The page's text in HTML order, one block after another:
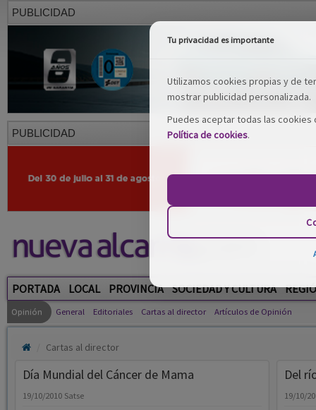
PUBLICIDAD
PUBLICIDAD
PORTADA LOCAL PROVINCIA SOCIEDAD Y CULTURA
Opinión General Editoriales Cartas al director Artículos de Opinión
Cartas al director
Día Mundial del Cáncer de Mama
19/10/2010 Satse
Del
19/10/
Tu privacidad es importante
Utilizamos cookies propias y de
mostrar publicidad personalizada.
Puedes aceptar todas las
Política de cookies.